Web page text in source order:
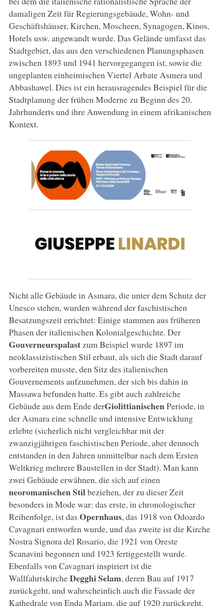
damaligen Zeit für Regierungsgebäude, Wohn- und
Geschäftshäuser, Kirchen, Moscheen, Synagogen, Kinos,
Hotels usw. angewandt wurde. Das Gelände umfasst das
Stadtgebiet, das aus den verschiedenen Planungsphasen
zwischen 1893 und 1941 hervorgegangen ist, sowie die
ungeplanten einheimischen Viertel Arbate Asmera und
Abbashawel. Dies ist ein herausragendes Beispiel für die
Stadtplanung der frühen Moderne zu Beginn des 20.
Jahrhunderts und ihre Anwendung in einem afrikanischen
Kontext.
Nicht alle Gebäude in Asmara, die unter dem Schutz der
Unesco stehen, wurden während der faschistischen
Besatzungszeit errichtet: Einige stammen aus früheren
Phasen der italienischen Kolonialgeschichte. Der
Gouverneurspalastzum Beispiel wurde 1897 im
neoklassizistischen Stil erbaut, als sich die Stadt darauf
vorbereiten musste, den Sitz des italienischen
Gouvernements aufzunehmen, der sich bis dahin in
Massawa befunden hatte. Es gibt auch zahlreiche
Gebäude aus dem Ende derGiolittianischenPeriode, in
der Asmara eine schnelle und intensive Entwicklung
erlebte (sicherlich nicht vergleichbar mit der
zwanzigjährigen faschistischen Periode, aber dennoch
entstanden in den Jahren unmittelbar nach dem Ersten
Weltkrieg mehrere Baustellen in der Stadt). Man kann
zwei Gebäude erwähnen, die sich auf einen
neoromanischen Stilbeziehen, der zu dieser Zeit
besonders in Mode war: das erste, in chronologischer
Reihenfolge, ist das Opernhaus, das 1918 von Odoardo
Cavagnari entworfen wurde, und das zweite ist die Kirche
Nostra Signora del Rosario, die 1921 von Oreste
Scanavini begonnen und 1923 fertiggestellt wurde.
Ebenfalls von Cavagnari inspiriert ist die
WallfahrtskircheDegghi Selam, deren Bau auf 1917
zurückgeht, und wahrscheinlich auch die Fassade der
Kathedrale von Enda Mariam, die auf 1920 zurückgeht,